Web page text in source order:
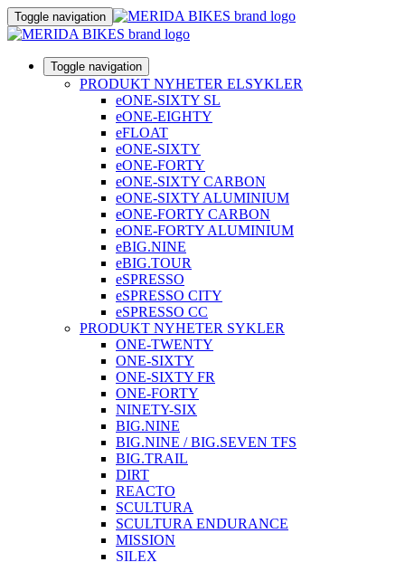
Toggle navigation
Toggle navigation
PRODUKT NYHETER ELSYKLER
eONE-SIXTY SL
eONE-EIGHTY
eFLOAT
eONE-SIXTY
eONE-FORTY
eONE-SIXTY CARBON
eONE-SIXTY ALUMINIUM
eONE-FORTY CARBON
eONE-FORTY ALUMINIUM
eBIG.NINE
eBIG.TOUR
eSPRESSO
eSPRESSO CITY
eSPRESSO CC
PRODUKT NYHETER SYKLER
ONE-TWENTY
ONE-SIXTY
ONE-SIXTY FR
ONE-FORTY
NINETY-SIX
BIG.NINE
BIG.NINE / BIG.SEVEN TFS
BIG.TRAIL
DIRT
REACTO
SCULTURA
SCULTURA ENDURANCE
MISSION
SILEX